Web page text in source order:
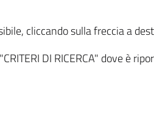
cliccando sulla freccia a
DI RICERCA" dove è